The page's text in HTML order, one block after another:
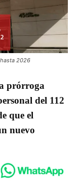
2026
prórroga
del 112
que el
nuevo